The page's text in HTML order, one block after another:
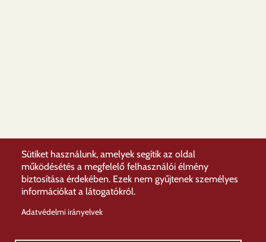
Sütiket használunk, amelyek segítik az oldal
működésétés a megfelelő felhasználói élmény
biztosítása érdekében. Ezek nem gyűjtenek személyes
információkat a látogatókról.
Adatvédelmi irányelvek